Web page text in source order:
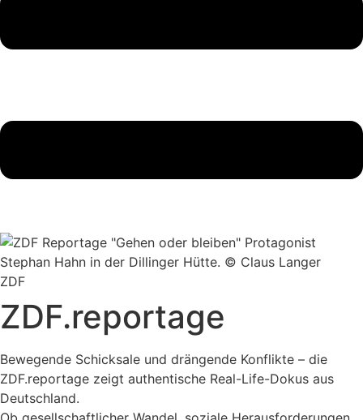
ZDF
ZDF.reportage
Bewegende Schicksale und drängende Konflikte – die
ZDF.reportage zeigt authentische Real-Life-Dokus aus
Deutschland.